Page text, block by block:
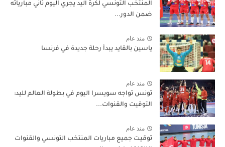
المنتخب التونسي لكرة اليد يجري اليوم ثاني مبارياته
ضمن الدور...
منذ عام
ياسين بالقايد يبدأ رحلة جديدة في فرنسا
منذ عام
تونس تواجه سويسرا اليوم في بطولة العالم لليد:
التوقيت والقنوات...
منذ عام
توقيت جميع مباريات المنتخب التونسي والقنوات